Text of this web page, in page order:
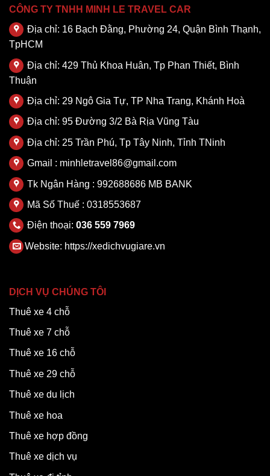
CÔNG TY TNHH MINH LE TRAVEL CAR
Địa chỉ: 16 Bạch Đằng, Phường 24, Quận Bình Thạnh,
TpHCM
Địa chỉ: 429 Thủ Khoa Huân, Tp Phan Thiết, Bình
Thuận
Địa chỉ: 29 Ngô Gia Tự, TP Nha Trang, Khánh Hoà
Địa chỉ: 95 Đường 3/2 Bà Rịa Vũng Tàu
Địa chỉ: 25 Trần Phú, Tp Tây Ninh, Tỉnh TNinh
Gmail : minhletravel86@gmail.com
Tk Ngân Hàng : 992688686 MB BANK
Mã Số Thuế : 0318553687
Điện thoại: 036 559 7969
Website: https://xedichvugiare.vn
DỊCH VỤ CHÚNG TÔI
Thuê xe 4 chỗ
Thuê xe 7 chỗ
Thuê xe 16 chỗ
Thuê xe 29 chỗ
Thuê xe du lịch
Thuê xe hoa
Thuê xe hợp đồng
Thuê xe dịch vụ